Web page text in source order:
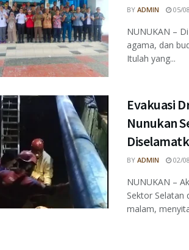
BY ADMIN 05/
NUNUKAN –
agama, dan
Itulah yang...
Evakuasi
Nunukan
BY ADMIN 02/
NUNUKAN –
Sektor Selatan
malam,